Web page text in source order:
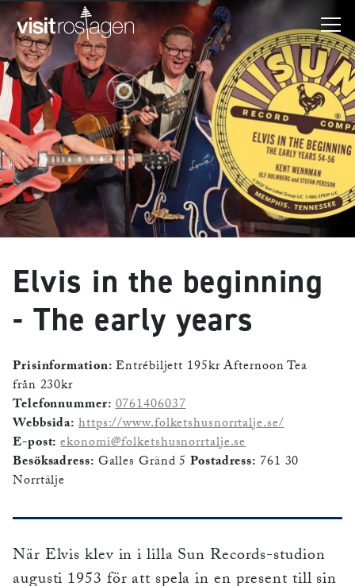
Elvis in the beginning
- The early years
Prisinformation:Entrébiljett 195kr Afternoon Tea
från 230kr
Telefonnummer: 0761406037
Webbsida: https://www.folketshusnorrtalje.se/
E-post: ekonomi@folketshusnorrtalje.se
Besöksadress: Galles Gränd 5Postadress: 761 30
Norrtälje
När Elvis klev in i lilla Sun Records-studion
augusti 1953 för att spela in en present till sin